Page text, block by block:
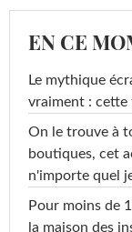
EN CE
Le mythique
vraiment : cette
On le trouve à
boutiques, cet
n'importe quel
Pour moins de
la maison des